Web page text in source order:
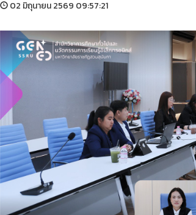
02 มิถุนายน 2569 09:57:21